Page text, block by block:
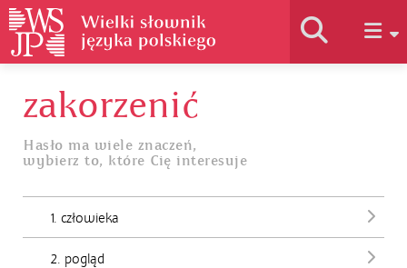
Historia słownika
Jak korzystać
zakorzenić
Hasło ma wiele znaczeń,
wybierz to, które Cię interesuje
1. człowieka
2. pogląd